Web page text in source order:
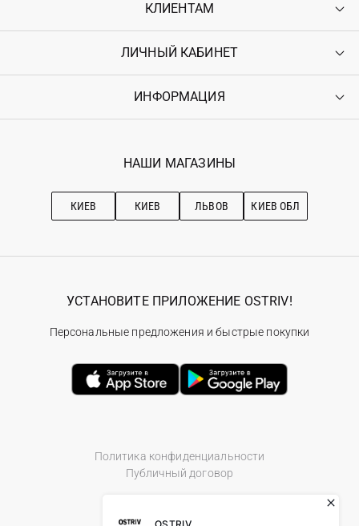
КЛИЕНТАМ
Контакты
Возврат
Гарантия
ЛИЧНЫЙ КАБИНЕТ
Войти
Ostriv Club+
ИНФОРМАЦИЯ
Наши магазини
Рекомендации по уходу
НАШИ МАГАЗИНЫ
КИЕВ КИЕВ ЛЬВОВ КИЕВ ОБЛ
Политика конфиденциальности
Публичный договор
УСТАНОВИТЕ ПРИЛОЖЕНИЕ OSTRIV!
Персональные предложения и быстрые покупки